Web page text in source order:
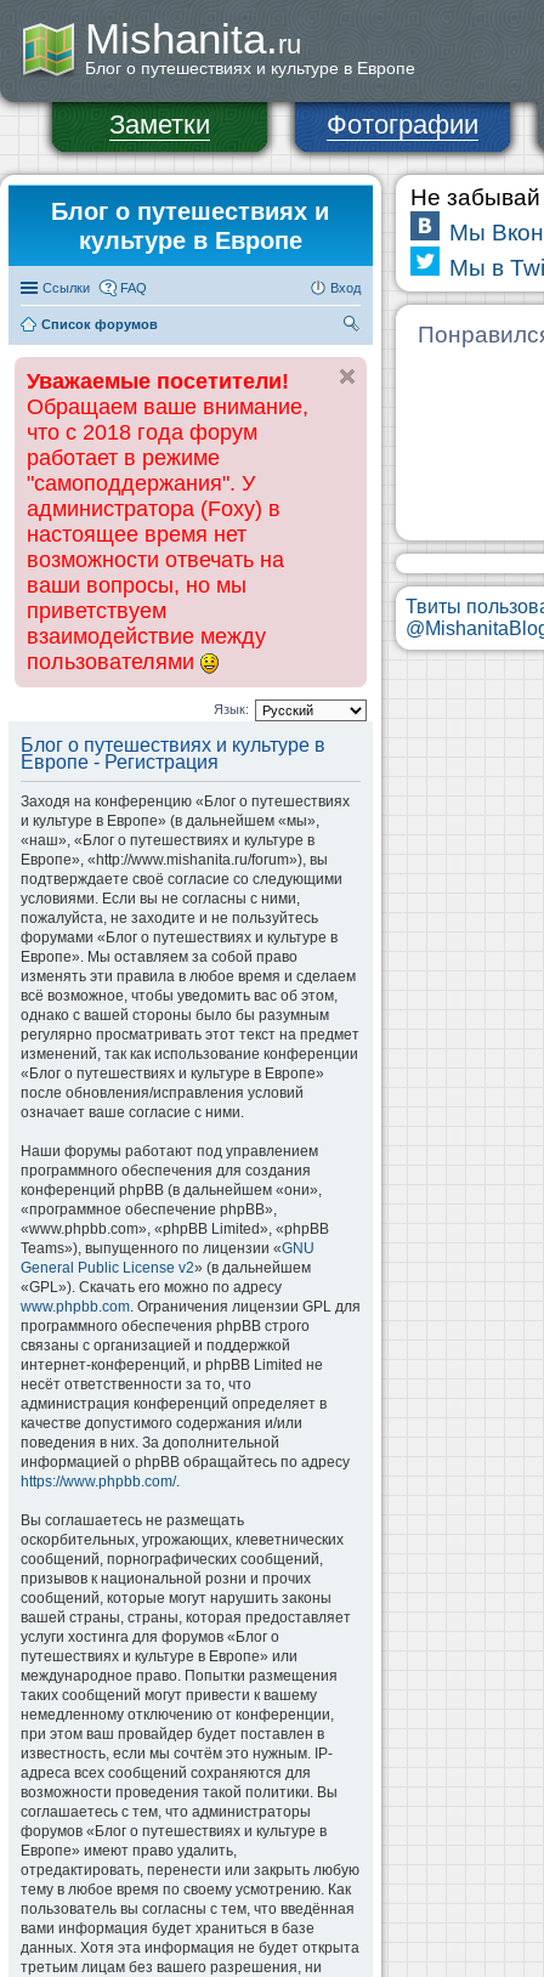
Mishanita.ru
Блог о путешествиях и культуре в Европе
Заметки Фотографии
Блог о путешествиях и
культуре в Европе
Ссылки FAQ Вход
Список форумов
ск
Уважаемые посетители!
Обращаем ваше внимание,
что с 2018 года форум
работает в режиме
"самоподдержания". У
администратора (Foxy) в
настоящее время нет
возможности отвечать на
ваши вопросы, но мы
приветствуем
взаимодействие между
пользователями
Язык:
Блог о путешествиях и культуре в
Европе - Регистрация
Заходя на конференцию «Блог о путешествиях
и культуре в Европе» (в дальнейшем «мы»,
«наш», «Блог о путешествиях и культуре в
Европе», «http://www.mishanita.ru/forum»), вы
подтверждаете своё согласие со следующими
условиями. Если вы не согласны с ними,
пожалуйста, не заходите и не пользуйтесь
форумами «Блог о путешествиях и культуре в
Европе». Мы оставляем за собой право
изменять эти правила в любое время и сделаем
всё возможное, чтобы уведомить вас об этом,
однако с вашей стороны было бы разумным
регулярно просматривать этот текст на предмет
изменений, так как использование конференции
«Блог о путешествиях и культуре в Европе»
после обновления/исправления условий
означает ваше согласие с ними.
Наши форумы работают под управлением
программного обеспечения для создания
конференций phpBB (в дальнейшем «они»,
«программное обеспечение phpBB»,
«www.phpbb.com», «phpBB Limited», «phpBB
Teams»), выпущенного по лицензии «GNU
General Public License v2» (в дальнейшем
«GPL»). Скачать его можно по адресу
www.phpbb.com. Ограничения лицензии GPL для
программного обеспечения phpBB строго
связаны с организацией и поддержкой
интернет-конференций, и phpBB Limited не
несёт ответственности за то, что
администрация конференций определяет в
качестве допустимого содержания и/или
поведения в них. За дополнительной
информацией о phpBB обращайтесь по адресу
https://www.phpbb.com/.
Вы соглашаетесь не размещать
оскорбительных, угрожающих, клеветнических
сообщений, порнографических сообщений,
призывов к национальной розни и прочих
сообщений, которые могут нарушить законы
вашей страны, страны, которая предоставляет
услуги хостинга для форумов «Блог о
путешествиях и культуре в Европе» или
международное право. Попытки размещения
таких сообщений могут привести к вашему
немедленному отключению от конференции,
при этом ваш провайдер будет поставлен в
известность, если мы сочтём это нужным. IP-
адреса всех сообщений сохраняются для
возможности проведения такой политики. Вы
соглашаетесь с тем, что администраторы
форумов «Блог о путешествиях и культуре в
Европе» имеют право удалить,
отредактировать, перенести или закрыть любую
тему в любое время по своему усмотрению. Как
пользователь вы согласны с тем, что введённая
вами информация будет храниться в базе
данных. Хотя эта информация не будет открыта
третьим лицам без вашего разрешения, ни
Не забывай
Мы
Мы в
Твиты